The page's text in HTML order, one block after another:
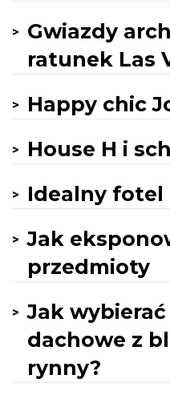
Gwiazdy
ratunek Las
Happy chic
House H i
Idealny fotel
Jak
przedmioty
Jak
dachowe z
rynny?